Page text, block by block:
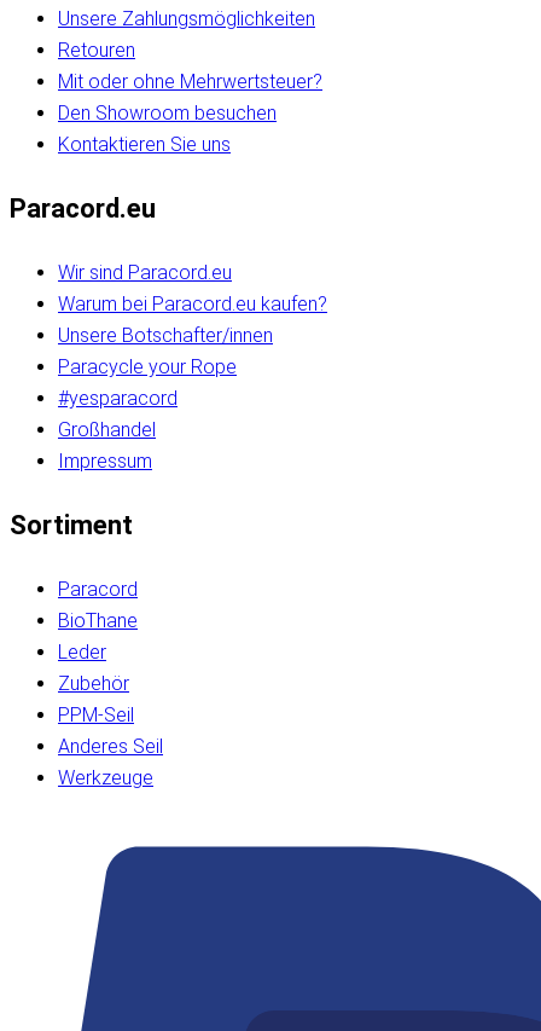
Unsere Zahlungsmöglichkeiten
Retouren
Mit oder ohne Mehrwertsteuer?
Den Showroom besuchen
Kontaktieren Sie uns
Paracord.eu
Wir sind Paracord.eu
Warum bei Paracord.eu kaufen?
Unsere Botschafter/innen
Paracycle your Rope
#yesparacord
Großhandel
Impressum
Sortiment
Paracord
BioThane
Leder
Zubehör
PPM-Seil
Anderes Seil
Werkzeuge